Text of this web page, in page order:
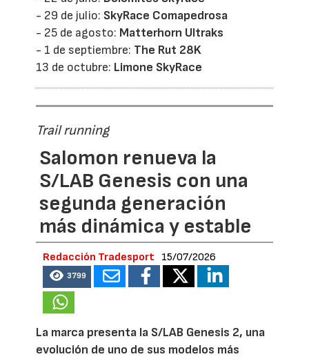
- 29 de julio: SkyRace Comapedrosa
- 25 de agosto: Matterhorn Ultraks
- 1 de septiembre: The Rut 28K
13 de octubre: Limone SkyRace
Trail running
Salomon renueva la
S/LAB Genesis con una
segunda generación
más dinámica y estable
Redacción Tradesport 15/07/2026
3799
La marca presenta la S/LAB Genesis 2, una
evolución de uno de sus modelos más